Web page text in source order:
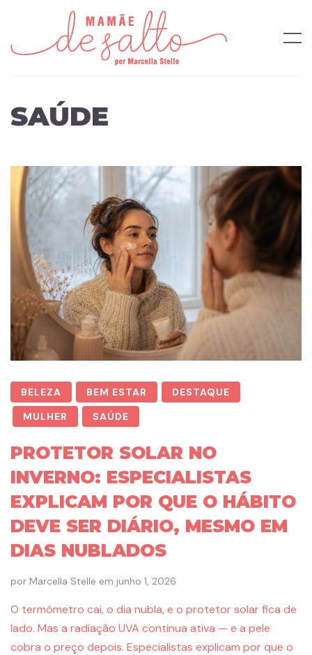
SAÚDE
BELEZA BEM ESTAR
DESTAQUE
MULHER
SAÚDE
PROTETOR SOLAR NO
INVERNO: ESPECIALISTAS
EXPLICAM POR QUE O HÁBITO
DEVE SER DIÁRIO, MESMO EM
DIAS NUBLADOS
por Marcella Stelle em junho 1, 2026
O termômetro cai, o dia nubla, e o protetor solar fica de
lado. Mas a radiação UVA continua ativa — e a pele
cobra o preço depois. Especialistas explicam por que o